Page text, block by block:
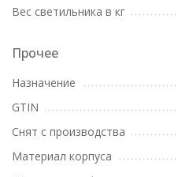
Вес светильника в кг
Прочее
Назначение
GTIN
Снят с производства
Материал корпуса